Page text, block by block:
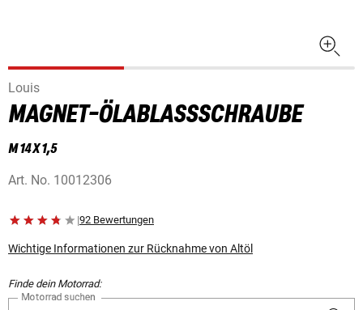
Louis
MAGNET-ÖLABLASSSCHRAUBE
M 14 X 1,5
Art. No. 10012306
|92 Bewertungen
Wichtige Informationen zur Rücknahme von Altöl
Finde dein Motorrad:
Motorrad suchen